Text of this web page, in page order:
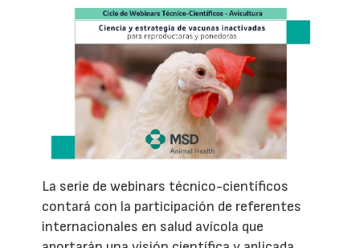
La serie de webinars técnico-científicos
contará con la participación de referentes
internacionales en salud avícola que